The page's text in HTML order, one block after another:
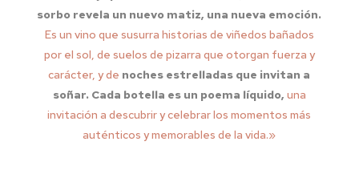
sorbo revela un nuevo matiz, una nueva emoción.
Es un vino que susurra historias de viñedos bañados
por el sol, de suelos de pizarra que otorgan fuerza y
carácter, y de noches estrelladas que invitan a
soñar. Cada botella es un poema líquido, una
invitación a descubrir y celebrar los momentos más
auténticos y memorables de la vida.»